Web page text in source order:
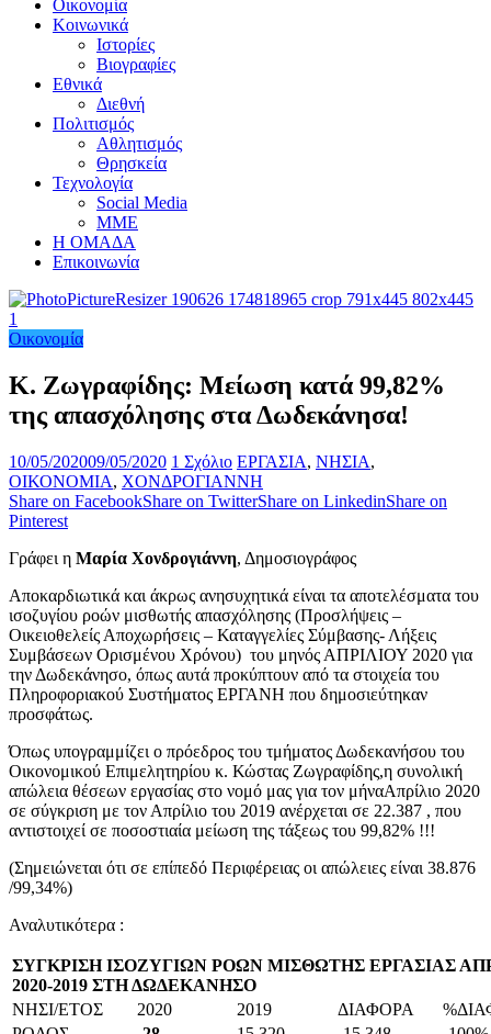
Οικονομία
Κοινωνικά
Ιστορίες
Βιογραφίες
Εθνικά
Διεθνή
Πολιτισμός
Αθλητισμός
Θρησκεία
Τεχνολογία
Social Media
ΜΜΕ
Η ΟΜΑΔΑ
Επικοινωνία
Οικονομία
Κ. Ζωγραφίδης: Μείωση κατά 99,82%
της απασχόλησης στα Δωδεκάνησα!
10/05/202009/05/2020 1 Σχόλιο ΕΡΓΑΣΙΑ, ΝΗΣΙΑ,
ΟΙΚΟΝΟΜΙΑ, ΧΟΝΔΡΟΓΙΑΝΝΗ
Share on FacebookShare on TwitterShare on LinkedinShare on
Pinterest
Γράφει η Μαρία Χονδρογιάννη, Δημοσιογράφος
Αποκαρδιωτικά και άκρως ανησυχητικά είναι τα αποτελέσματα του
ισοζυγίου ροών μισθωτής απασχόλησης (Προσλήψεις –
Οικειοθελείς Αποχωρήσεις – Καταγγελίες Σύμβασης- Λήξεις
Συμβάσεων Ορισμένου Χρόνου) του μηνός ΑΠΡΙΛΙΟΥ 2020 για
την Δωδεκάνησο, όπως αυτά προκύπτουν από τα στοιχεία του
Πληροφοριακού Συστήματος ΕΡΓΑΝΗ που δημοσιεύτηκαν
προσφάτως.
Όπως υπογραμμίζει ο πρόεδρος του τμήματος Δωδεκανήσου του
Οικονομικού Επιμελητηρίου κ. Κώστας Ζωγραφίδης,η συνολική
απώλεια θέσεων εργασίας στο νομό μας για τον μήναΑπρίλιο 2020
σε σύγκριση με τον Απρίλιο του 2019 ανέρχεται σε 22.387 , που
αντιστοιχεί σε ποσοστιαία μείωση της τάξεως του 99,82% !!!
(Σημειώνεται ότι σε επίπεδό Περιφέρειας οι απώλειες είναι 38.876
/99,34%)
Αναλυτικότερα :
ΣΥΓΚΡΙΣΗ ΙΣΟΖΥΓΙΩΝ ΡΟΩΝ ΜΙΣΘΩΤΗΣ ΕΡΓΑΣΙΑΣ
2020-2019 ΣΤΗ ΔΩΔΕΚΑΝΗΣΟ
ΝΗΣΙ/ΕΤΟΣ
2020 2019 ΔΙΑΦΟΡΑ